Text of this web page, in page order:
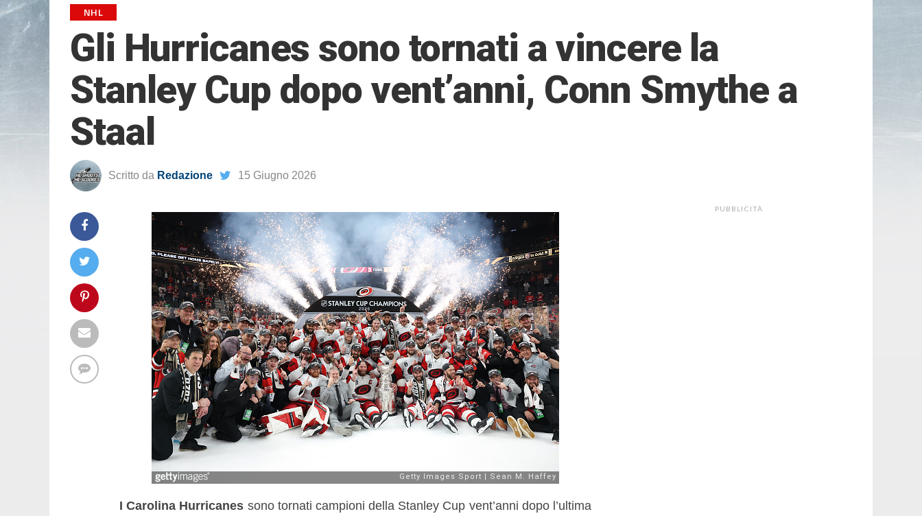
NHL
Gli Hurricanes sono tornati a vincere la
Stanley Cup dopo vent’anni, Conn Smythe a
Staal
Scritto da Redazione 15 Giugno 2026
I Carolina Hurricanes sono tornati campioni della Stanley Cup vent’anni dopo l’ultima
PUBBLICITÀ